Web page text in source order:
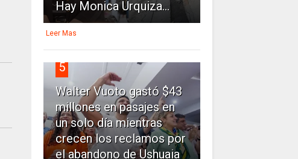
Hay Monica Urquiza...
Leer Mas
5
Walter Vuoto gastó $43
millones en pasajes en
un solo día mientras
crecen los reclamos por
el abandono de Ushuaia